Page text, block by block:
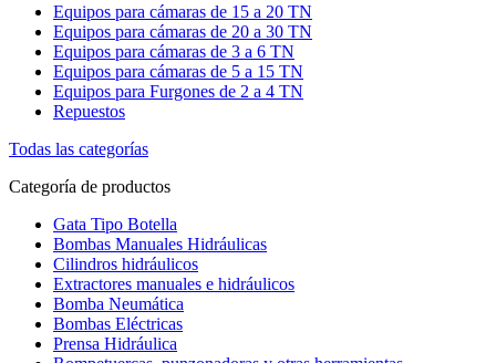
Equipos para cámaras de 15 a 20 TN
Equipos para cámaras de 20 a 30 TN
Equipos para cámaras de 3 a 6 TN
Equipos para cámaras de 5 a 15 TN
Equipos para Furgones de 2 a 4 TN
Repuestos
Todas las categorías
Categoría de productos
Gata Tipo Botella
Bombas Manuales Hidráulicas
Cilindros hidráulicos
Extractores manuales e hidráulicos
Bomba Neumática
Bombas Eléctricas
Prensa Hidráulica